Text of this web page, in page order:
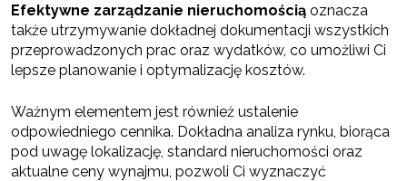
Efektywne zarządzanie nieruchomością oznacza
także utrzymywanie dokładnej dokumentacji wszystkich
przeprowadzonych prac oraz wydatków, co umożliwi Ci
lepsze planowanie i optymalizację kosztów.
Ważnym elementem jest również ustalenie
odpowiedniego cennika. Dokładna analiza rynku, biorąca
pod uwagę lokalizację, standard nieruchomości oraz
aktualne ceny wynajmu, pozwoli Ci wyznaczyć